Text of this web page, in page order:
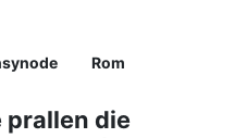
Rom
prallen die